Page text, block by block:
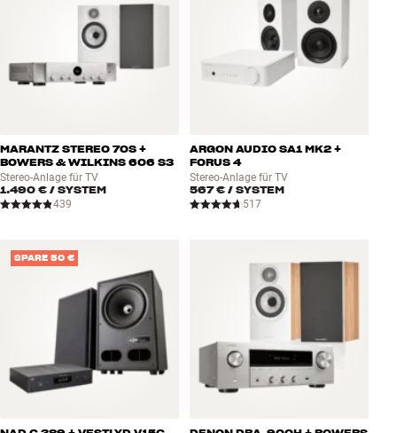
MARANTZ STEREO 70S +
BOWERS & WILKINS 606 S3
Stereo-Anlage für TV
1.490 € / SYSTEM
439
ARGON AUDIO SA1 MK2 +
FORUS 4
Stereo-Anlage für TV
567 € / SYSTEM
517
SPARE 50 €